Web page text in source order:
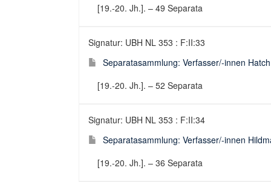
[19.-20. Jh.]. – 49 Separata
Signatur: UBH NL 353 : F:II:33
Separatasammlung: Verfasser/-innen
[19.-20. Jh.]. – 52 Separata
Signatur: UBH NL 353 : F:II:34
Separatasammlung: Verfasser/-innen
[19.-20. Jh.]. – 36 Separata